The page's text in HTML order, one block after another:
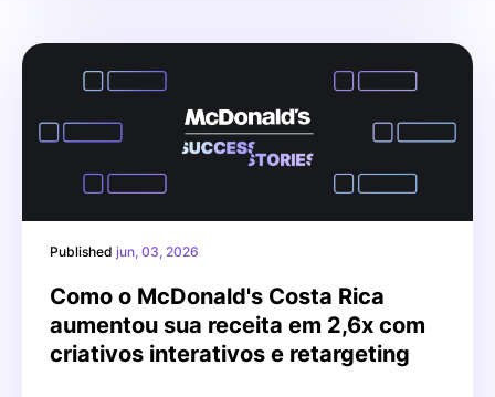
Published jun, 03, 2026
Como o McDonald's Costa Rica
aumentou sua receita em 2,6x com
criativos interativos e retargeting